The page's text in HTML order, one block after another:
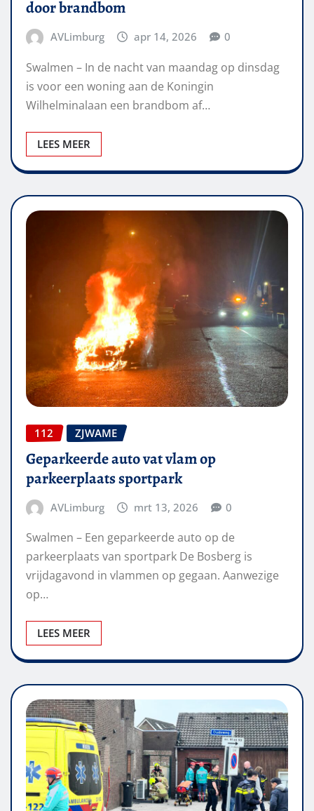
door brandbom
AVLimburg apr 14, 2026 0
Swalmen – In de nacht van maandag op dinsdag
is voor een woning aan de Koningin
Wilhelminalaan een brandbom af…
LEES MEER
112 ZJWAME
Geparkeerde auto vat vlam op
parkeerplaats sportpark
AVLimburg mrt 13, 2026 0
Swalmen – Een geparkeerde auto op de
parkeerplaats van sportpark De Bosberg is
vrijdagavond in vlammen op gegaan. Aanwezige
op…
LEES MEER